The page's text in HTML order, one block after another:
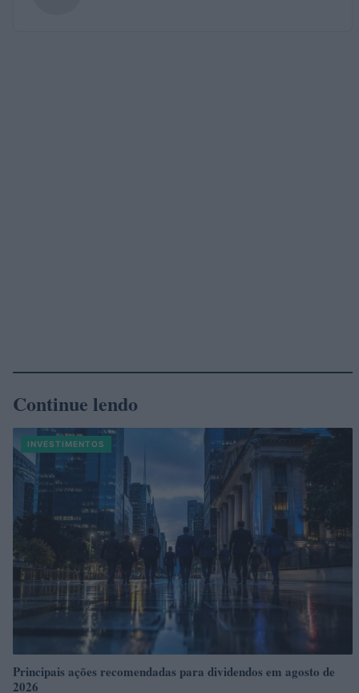
Continue lendo
INVESTIMENTOS
Principais ações recomendadas para dividendos em agosto de
2026